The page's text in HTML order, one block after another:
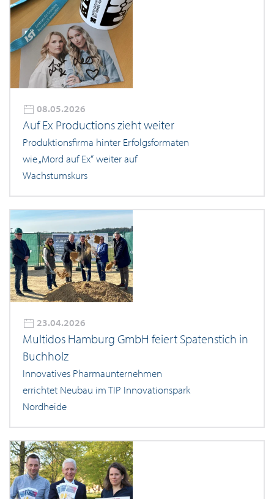
08.05.2026
Auf Ex Productions zieht weiter
Produktionsfirma hinter Erfolgsformaten
wie „Mord auf Ex“ weiter auf
Wachstumskurs
23.04.2026
Multidos Hamburg GmbH feiert Spatenstich in
Buchholz
Innovatives Pharmaunternehmen
errichtet Neubau im TIP Innovationspark
Nordheide